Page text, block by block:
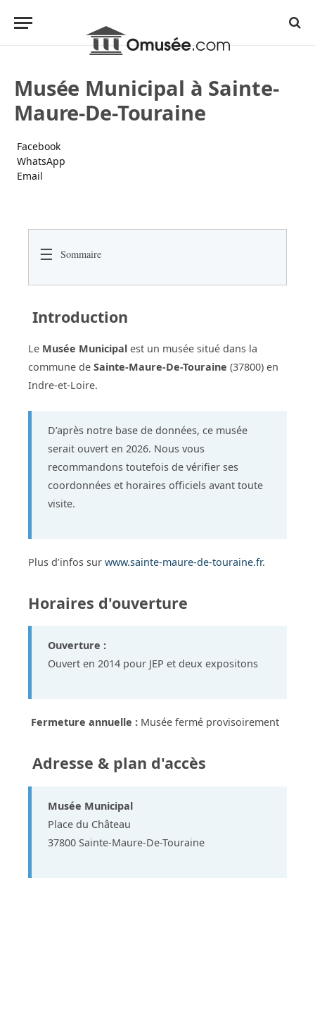
Musée Municipal à Sainte-
Maure-De-Touraine
Facebook
WhatsApp
Email
☰ Sommaire
Introduction
Le Musée Municipal est un musée situé dans la
commune de Sainte-Maure-De-Touraine (37800) en
Indre-et-Loire.
D’après notre base de données, ce musée
serait ouvert en 2026. Nous vous
recommandons toutefois de vérifier ses
coordonnées et horaires officiels avant toute
visite.
Plus d’infos sur www.sainte-maure-de-touraine.fr.
Horaires d'ouverture
Ouverture :
Ouvert en 2014 pour JEP et deux expositons
Fermeture annuelle : Musée fermé provisoirement
Adresse & plan d'accès
Musée Municipal
Place du Château
37800 Sainte-Maure-De-Touraine